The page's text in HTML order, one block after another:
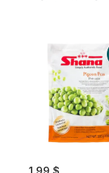
1,99 $